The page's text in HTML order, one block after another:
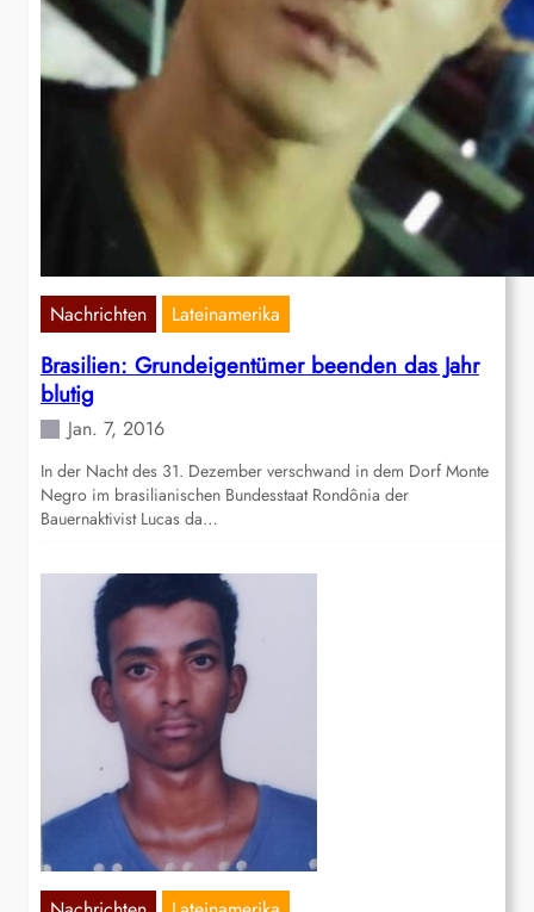
Nachrichten Lateinamerika
Brasilien: Grundeigentümer beenden das Jahr
blutig
Jan. 7, 2016
In der Nacht des 31. Dezember verschwand in dem Dorf Monte
Negro im brasilianischen Bundesstaat Rondônia der
Bauernaktivist Lucas da…